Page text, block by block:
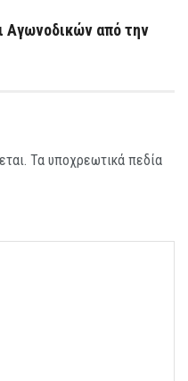
Αγωνοδικών από την
Τα υποχρεωτικά πεδία